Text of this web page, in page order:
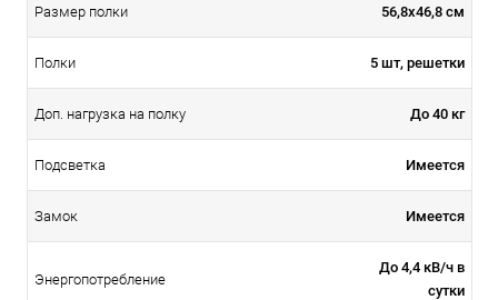
Размер полки 56,8х46,8 см
Полки 5 шт, решетки
Доп. нагрузка на полку До 40 кг
Подсветка Имеется
Замок Имеется
Энергопотребление
До 4,4 кВ/ч в
сутки